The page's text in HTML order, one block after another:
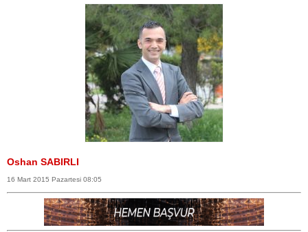
Oshan SABIRLI
16 Mart 2015 Pazartesi 08:05